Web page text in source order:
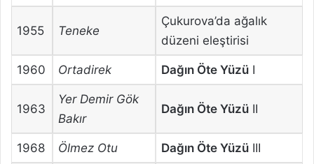
1955 Teneke
Çukurova’da ağalık
düzeni eleştirisi
1960 Ortadirek Dağın Öte YüzüI
1963
Yer Demir Gök
Bakır
Dağın Öte YüzüII
1968 Ölmez Otu Dağın Öte YüzüIII